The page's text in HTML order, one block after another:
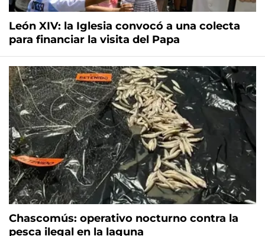
León XIV: la Iglesia convocó a una colecta
para financiar la visita del Papa
Chascomús: operativo nocturno contra la
pesca ilegal en la laguna